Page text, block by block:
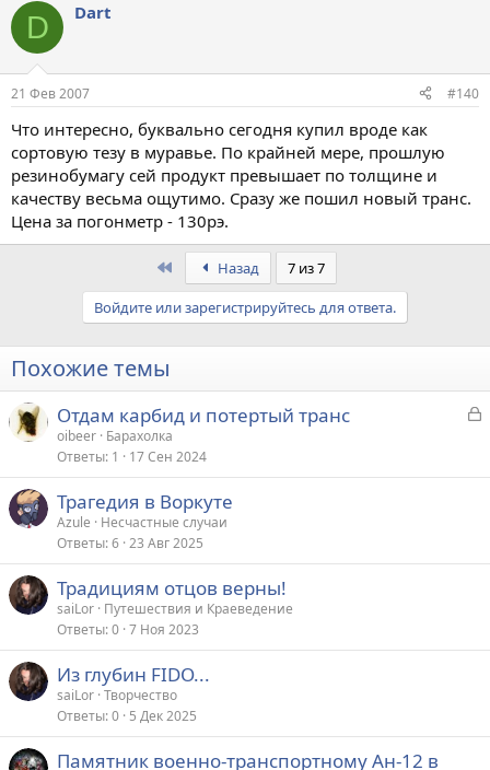
D Dart
21 Фев 2007 #140
Что интересно, буквально сегодня купил вроде как
сортовую тезу в муравье. По крайней мере, прошлую
резинобумагу сей продукт превышает по толщине и
качеству весьма ощутимо. Сразу же пошил новый транс.
Цена за погонметр - 130рэ.
Назад
7 из 7
Войдите или зарегистрируйтесь для ответа.
Похожие темы
З
р
Отдам карбид и потертый транс
oibeer Барахолка
Ответы 1 17 Сен 2024
Трагедия в Воркуте
Azule
Несчастные случаи
Ответы 6 23 Авг 2025
Традициям отцов верны!
saiLor Путешествия и Краеведение
Ответы 0 7 Ноя 2023
Из глубин FIDO...
saiLor Творчество
Ответы 0 5 Дек 2025
Памятник военно-транспортному Ан-12 в